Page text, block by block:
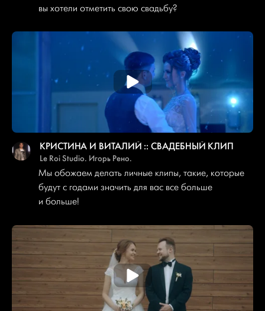
вы хотели отметить свою свадьбу?
КРИСТИНА И ВИТАЛИЙ :: СВАДЕБНЫЙ КЛИП
Le Roi Studio. Игорь Рено.
Мы обожаем делать личные клипы, такие, которые
будут с годами значить для вас все больше
и больше!